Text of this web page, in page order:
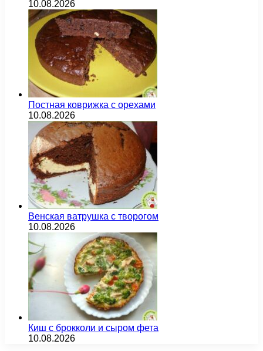
10.08.2026
Постная коврижка с орехами
10.08.2026
Венская ватрушка с творогом
10.08.2026
Киш с брокколи и сыром фета
10.08.2026